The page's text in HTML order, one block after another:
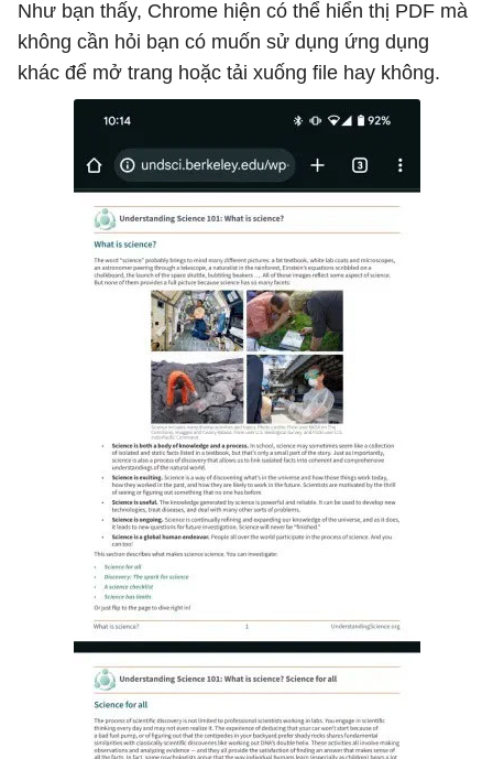
Như bạn thấy, Chrome hiện có thể hiển thị PDF mà
không cần hỏi bạn có muốn sử dụng ứng dụng
khác để mở trang hoặc tải xuống file hay không.